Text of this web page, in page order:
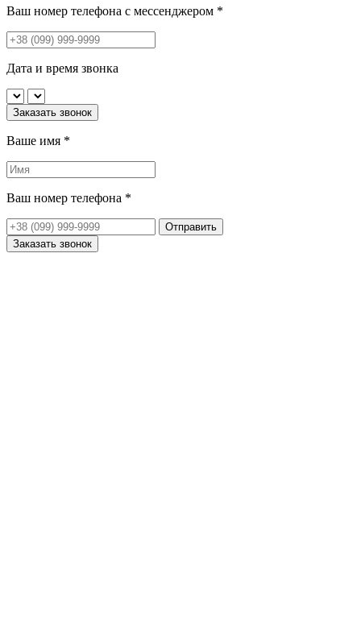
Ваш номер телефона с мессенджером *
Дата и время звонка
Заказать звонок
Ваше имя *
Ваш номер телефона *
Отправить
Заказать звонок